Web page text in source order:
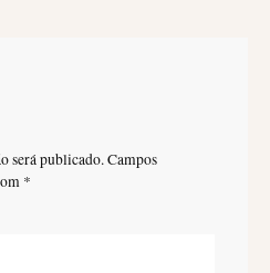
será publicado.Campos
*